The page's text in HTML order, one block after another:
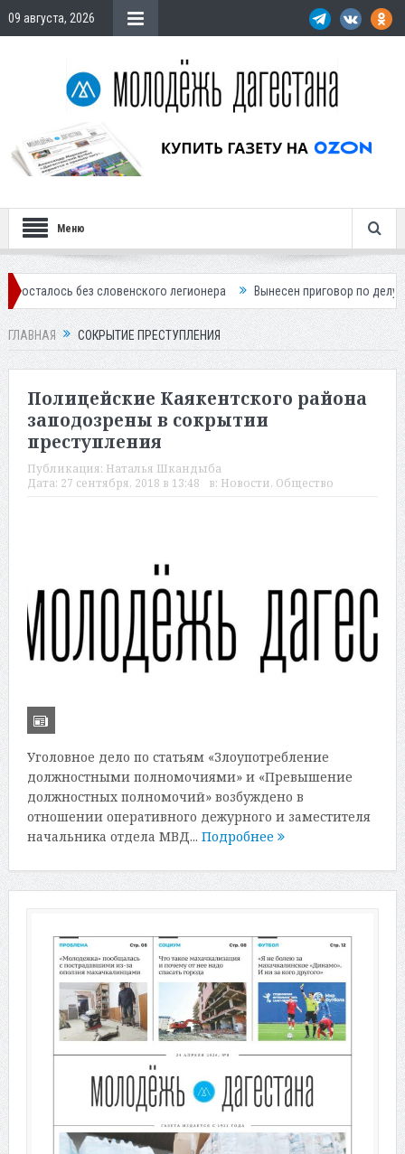
09 августа, 2026
Меню
без словенского легионера Вынесен приговор по делу о
ГЛАВНАЯ СОКРЫТИЕ ПРЕСТУПЛЕНИЯ
Полицейские Каякентского района
заподозрены в сокрытии
преступления
Публикация: Наталья Шкандыба
Дата: 27 сентября, 2018 в 13:48 в: Новости, Общество
Уголовное дело по статьям «Злоупотребление
должностными полномочиями» и «Превышение
должностных полномочий» возбуждено в
отношении оперативного дежурного и заместителя
начальника отдела МВД... Подробнее